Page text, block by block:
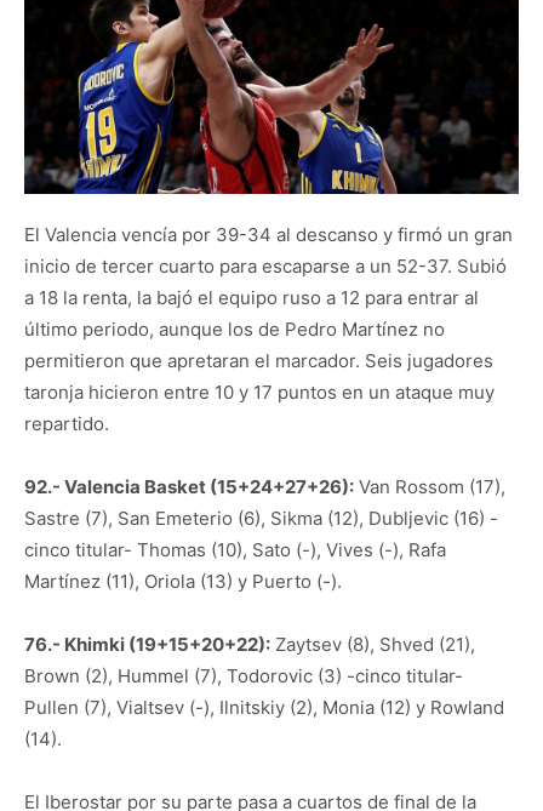
El Valencia vencía por 39-34 al descanso y firmó un gran
inicio de tercer cuarto para escaparse a un 52-37. Subió
a 18 la renta, la bajó el equipo ruso a 12 para entrar al
último periodo, aunque los de Pedro Martínez no
permitieron que apretaran el marcador. Seis jugadores
taronja hicieron entre 10 y 17 puntos en un ataque muy
repartido.
92.- Valencia Basket (15+24+27+26): Van Rossom (17),
Sastre (7), San Emeterio (6), Sikma (12), Dubljevic (16) -
cinco titular- Thomas (10), Sato (-), Vives (-), Rafa
Martínez (11), Oriola (13) y Puerto (-).
76.- Khimki (19+15+20+22): Zaytsev (8), Shved (21),
Brown (2), Hummel (7), Todorovic (3) -cinco titular-
Pullen (7), Vialtsev (-), Ilnitskiy (2), Monia (12) y Rowland
(14).
El Iberostar por su parte pasa a cuartos de final de la